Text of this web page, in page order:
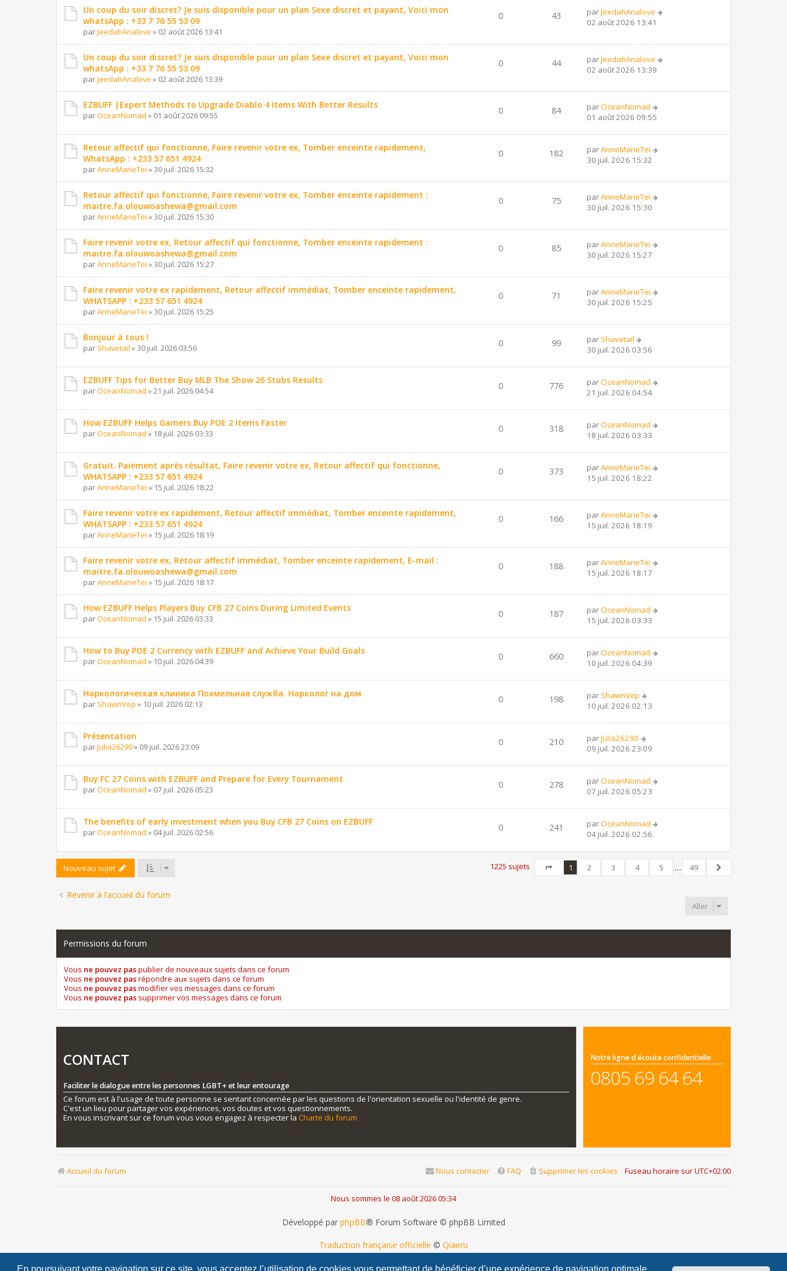
En poursuivant votre navigation sur ce site, vous acceptez l’utilisation de cookies vous permettant de bénéficier d’une expérience de navigation optimale.
Un coup du soir discret? Je suis disponible pour un plan Sexe discret et payant, Voici mon
whatsApp : +33 7 76 55 53 09
parJeedahAnalove » 02 août 2026 13:41
0 43 parJeedahAnalove
02 août 2026 13:41
Un coup du soir discret? Je suis disponible pour un plan Sexe discret et payant, Voici mon
whatsApp : +33 7 76 55 53 09
parJeedahAnalove » 02 août 2026 13:39
0 44 parJeedahAnalove
02 août 2026 13:39
EZBUFF |Expert Methods to Upgrade Diablo 4 Items With Better Results
parOceanNomad » 01 août 2026 09:55 0 84 parOceanNomad
01 août 2026 09:55
Retour affectif qui fonctionne, Faire revenir votre ex, Tomber enceinte rapidement,
WhatsApp : +233 57 651 4924
parAnneMarieTei »30 juil. 2026 15:32
0 182 parAnneMarieTei
30 juil. 2026 15:32
Retour affectif qui fonctionne, Faire revenir votre ex, Tomber enceinte rapidement :
maitre.fa.olouwoashewa@gmail.com
parAnneMarieTei »30 juil. 2026 15:30
0 75 parAnneMarieTei
30 juil. 2026 15:30
Faire revenir votre ex, Retour affectif qui fonctionne, Tomber enceinte rapidement :
maitre.fa.olouwoashewa@gmail.com
parAnneMarieTei »30 juil. 2026 15:27
0 85 parAnneMarieTei
30 juil. 2026 15:27
Faire revenir votre ex rapidement, Retour affectif immédiat, Tomber enceinte rapidement,
WHATSAPP : +233 57 651 4924
parAnneMarieTei »30 juil. 2026 15:25
0 71 parAnneMarieTei
30 juil. 2026 15:25
Bonjour à tous !
par Shavetail »30 juil. 2026 03:56 0 99 par Shavetail
30 juil. 2026 03:56
EZBUFF Tips for Better Buy MLB The Show 26 Stubs Results
parOceanNomad »21 juil. 2026 04:54 0 776 parOceanNomad
21 juil. 2026 04:54
How EZBUFF Helps Gamers Buy POE 2 Items Faster
parOceanNomad » 18 juil. 2026 03:33 0 318 parOceanNomad
18 juil. 2026 03:33
Gratuit. Paiement après résultat, Faire revenir votre ex, Retour affectif qui fonctionne,
WHATSAPP : +233 57 651 4924
parAnneMarieTei » 15 juil. 2026 18:22
0 373 parAnneMarieTei
15 juil. 2026 18:22
Faire revenir votre ex rapidement, Retour affectif immédiat, Tomber enceinte rapidement,
WHATSAPP : +233 57 651 4924
parAnneMarieTei » 15 juil. 2026 18:19
0 166 parAnneMarieTei
15 juil. 2026 18:19
Faire revenir votre ex, Retour affectif immédiat, Tomber enceinte rapidement, E-mail :
maitre.fa.olouwoashewa@gmail.com
parAnneMarieTei » 15 juil. 2026 18:17
0 188 parAnneMarieTei
15 juil. 2026 18:17
How EZBUFF Helps Players Buy CFB 27 Coins During Limited Events
parOceanNomad » 15 juil. 2026 03:33 0 187 parOceanNomad
15 juil. 2026 03:33
How to Buy POE 2 Currency with EZBUFF and Achieve Your Build Goals
parOceanNomad » 10 juil. 2026 04:39 0 660 parOceanNomad
10 juil. 2026 04:39
Наркологическая клиника Похмельная служба. Нарколог на дом
par ShawnVep » 10 juil. 2026 02:13 0 198 par ShawnVep
10 juil. 2026 02:13
Présentation
parJulia26290» 09 juil. 2026 23:09 0 210 parJulia26290
09 juil. 2026 23:09
Buy FC 27 Coins with EZBUFF and Prepare for Every Tournament
parOceanNomad » 07 juil. 2026 05:23 0 278 parOceanNomad
07 juil. 2026 05:23
The benefits of early investment when you Buy CFB 27 Coins on EZBUFF
parOceanNomad » 04 juil. 2026 02:56 0 241 parOceanNomad
04 juil. 2026 02:56
Nouveau sujet
1225 sujets
Page
sur49
1 2 3 4 5 …
49
Suivant
Revenir à l’accueil du forum
Aller
Permissions du forum
Vous ne pouvez paspublier de nouveaux sujets dans ce forum
Vous ne pouvez pasrépondre aux sujets dans ce forum
Vous ne pouvez pasmodifier vos messages dans ce forum
Vous ne pouvez pas supprimer vos messages dans ce forum
CONTACT
Faciliter le dialogue entre les personnes LGBT+ et leur entourage
Ce forum est à l'usage de toute personne se sentant concernée par les questions de l'orientation sexuelle ou l'identité de genre.
C'est un lieu pour partager vos expériences, vos doutes et vos questionnements.
En vous inscrivant sur ce forum vous vous engagez à respecter la Charte du forum
Notre ligne d'écoute confidentielle
0805 69 64 64
Accueil du forum Fuseau horaire surUTC+02:00
Supprimer les cookies
FAQ
Nous contacter
Nous sommes le 08 août 2026 05:34
Développé par phpBB® Forum Software © phpBB Limited
Traduction française officielle © Qiaeru
phpBB Metro Theme byPixelGoose Studio